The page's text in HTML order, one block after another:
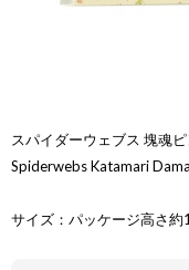
スパイダーウェブス 塊魂
Spiderwebs Katamari
サイズ：パッケージ高さ約